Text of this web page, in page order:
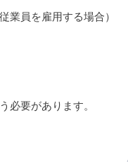
業員を雇用する場合）
必要があります。